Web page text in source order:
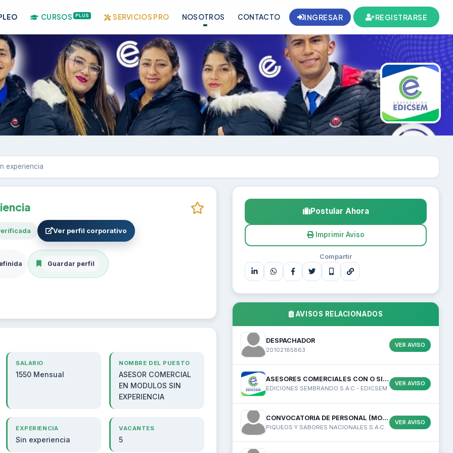
CURSOS PLUS SERVICIOS PRO NOSOTROS CONTACTO INGRESAR REGISTRARSE
experiencia
Ver perfil corporativo
Guardar perfil
SALARIO
1550 Mensual
NOMBRE DEL PUESTO
ASESOR COMERCIAL
EN MODULOS SIN
EXPERIENCIA
EXPERIENCIA
Sin experiencia
VACANTES
5
Postular Ahora
Imprimir Aviso
Compartir
AVISOS RELACIONADOS
DESPACHADOR
20102185863
VER AVISO
ASESORES COMERCIALES CON O SIN EXPERIENC...
EDICIONES SEMBRANDO S.A.C - EDICSEM
VER AVISO
CONVOCATORIA DE PERSONAL (MOZOS, AZAFATA...
PIQUEOS Y SABORES NACIONALES S.A.C.
VER AVISO